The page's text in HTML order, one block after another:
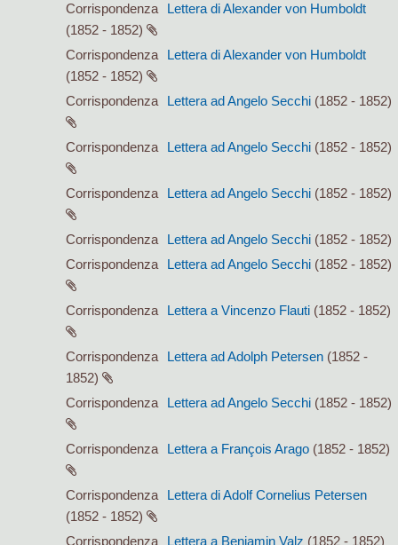
Corrispondenza
Lettera di Alexander von Humboldt
(1852 - 1852)
Corrispondenza
Lettera di Alexander von Humboldt
(1852 - 1852)
Corrispondenza
Lettera ad Angelo Secchi (1852 - 1852)
Corrispondenza Lettera ad Angelo Secchi (1852 - 1852)
Corrispondenza Lettera ad Angelo Secchi (1852 - 1852)
Corrispondenza Lettera ad Angelo Secchi (1852 - 1852)
Corrispondenza
Lettera ad Angelo Secchi (1852 - 1852)
Corrispondenza Lettera a Vincenzo Flauti (1852 - 1852)
Corrispondenza Lettera ad Adolph Petersen (1852 -
1852)
Corrispondenza
Lettera ad Angelo Secchi (1852 - 1852)
Corrispondenza Lettera a François Arago (1852 - 1852)
Corrispondenza
Lettera di Adolf Cornelius Petersen
(1852 - 1852)
Corrispondenza
Lettera a Benjamin Valz (1852 - 1852)